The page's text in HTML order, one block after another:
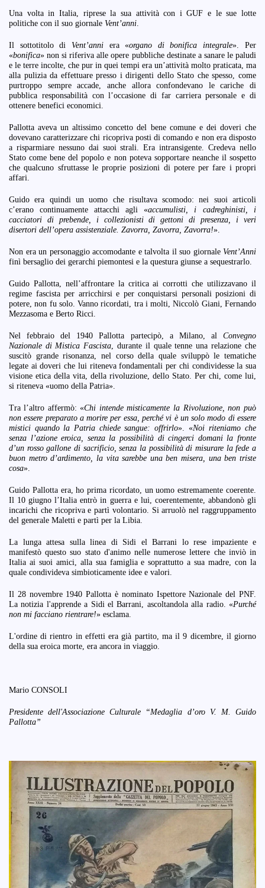
Una volta in Italia, riprese la sua attività con i GUF e le sue lotte
politiche con il suo giornale Vent’anni
Il sottotitolo di Vent’anni era «organo di bonifica integrale». Per
«bonifica» non si riferiva alle opere pubbliche destinate a sanare le paludi
e le terre incolte, che pur in quei tempi era un’attività molto praticata, ma
alla pulizia da effettuare presso i dirigenti dello Stato che spesso, come
purtroppo sempre accade, anche allora confondevano le cariche di
pubblica responsabilità con l’occasione di far carriera personale e di
ottenere benefici economici.
Pallotta aveva un altissimo concetto del bene comune e dei doveri che
dovevano caratterizzare chi ricopriva posti di comando e non era disposto
a risparmiare nessuno dai suoi strali. Era intransigente. Credeva nello
Stato come bene del popolo e non poteva sopportare neanche il sospetto
che qualcuno sfruttasse le proprie posizioni di potere per fare i propri
affari.
Guido era quindi un uomo che risultava scomodo: nei suoi articoli
c’erano continuamente attacchi agli «accumulisti, i cadreghinisti, i
cacciatori di prebende, i collezionisti di gettoni di presenza, i veri
disertori dell’opera assistenziale. Zavorra, Zavorra, Zavorra!».
Non era un personaggio accomodante e talvolta il suo giornale Vent’Anni
finì bersaglio dei gerarchi piemontesi e la questura giunse a sequestrarlo.
Guido Pallotta, nell’affrontare la critica ai corrotti che utilizzavano il
regime fascista per arricchirsi e per conquistarsi personali posizioni di
potere, non fu solo. Vanno ricordati, tra i molti, Niccolò Giani, Fernando
Mezzasoma e Berto Ricci.
Nel febbraio del 1940 Pallotta partecipò, a Milano, al Convegno
Nazionale di Mistica Fascista , durante il quale tenne una relazione che
suscitò grande risonanza, nel corso della quale sviluppò le tematiche
legate ai doveri che lui riteneva fondamentali per chi condividesse la sua
visione etica della vita, della rivoluzione, dello Stato. Per chi, come lui,
si riteneva «uomo della Patria».
Tra l’altro affermò: «Chi intende misticamente la Rivoluzione, non può
non essere preparato a morire per essa, perché vi è un solo modo di essere
mistici quando la Patria chiede sangue: offrirlo». «Noi riteniamo che
senza l’azione eroica, senza la possibilità di cingerci domani la fronte
d’un rosso gallone di sacrificio, senza la possibilità di misurare la fede a
buon metro d’ardimento, la vita sarebbe una ben misera, una ben triste
cosa».
Guido Pallotta era, ho prima ricordato, un uomo estremamente coerente.
Il 10 giugno l’Italia entrò in guerra e lui, coerentemente, abbandonò gli
incarichi che ricopriva e partì volontario. Si arruolò nel raggruppamento
del generale Maletti e partì per la Libia.
La lunga attesa sulla linea di Sidi el Barrani lo rese impaziente e
manifestò questo suo stato d'animo nelle numerose lettere che inviò in
Italia ai suoi amici, alla sua famiglia e soprattutto a sua madre, con la
quale condivideva simbioticamente idee e valori.
Il 28 novembre 1940 Pallotta è nominato Ispettore Nazionale del PNF.
La notizia l'apprende a Sidi el Barrani, ascoltandola alla radio. «Purché
non mi facciano rientrare!» esclama.
L'ordine di rientro in effetti era già partito, ma il 9 dicembre, il giorno
della sua eroica morte, era ancora in viaggio.
Mario CONSOLI
Presidente dell'Associazione Culturale “Medaglia d’oro V. M. Guido
Pallotta”